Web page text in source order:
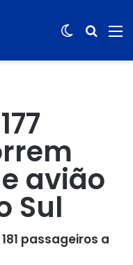
Switch
avião
Sul
passageiros a